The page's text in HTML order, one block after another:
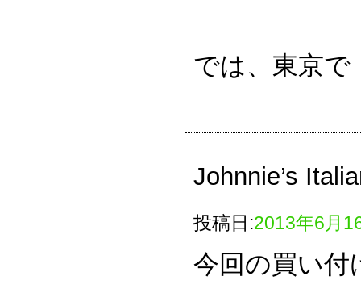
では、東京で
Johnnie’s
投稿日:2013年6月
今回の買い付